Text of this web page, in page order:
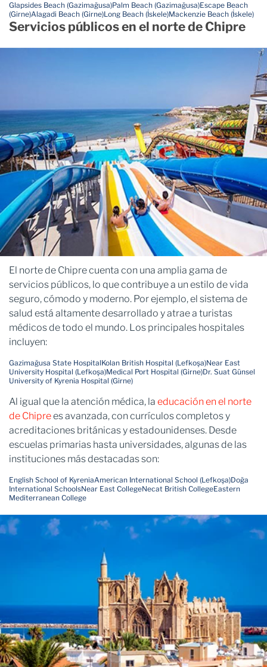
Glapsides Beach (Gazimağusa)Palm Beach (Gazimağusa)Escape Beach
(Girne)Alagadi Beach (Girne)Long Beach (İskele)Mackenzie Beach (İskele)
Servicios públicos en el norte de Chipre
El norte de Chipre cuenta con una amplia gama de
servicios públicos, lo que contribuye a un estilo de vida
seguro, cómodo y moderno. Por ejemplo, el sistema de
salud está altamente desarrollado y atrae a turistas
médicos de todo el mundo. Los principales hospitales
incluyen:
Gazimağusa State HospitalKolan British Hospital (Lefkoşa)Near East
University Hospital (Lefkoşa)Medical Port Hospital (Girne)Dr. Suat Günsel
University of Kyrenia Hospital (Girne)
Al igual que la atención médica, la educación en el norte
de Chiprees avanzada, con currículos completos y
acreditaciones británicas y estadounidenses. Desde
escuelas primarias hasta universidades, algunas de las
instituciones más destacadas son:
English School of KyreniaAmerican International School (Lefkoşa)Doğa
International SchoolsNear East CollegeNecat British CollegeEastern
Mediterranean College